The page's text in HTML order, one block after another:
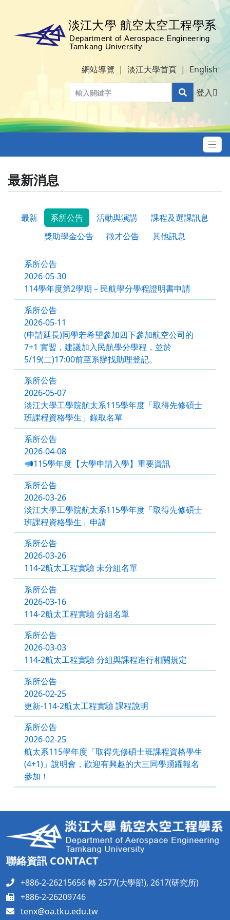
網站導覽 | 淡江大學首頁 | English
登入
最新消息
最新 系所公告 活動與演講
課程及選課訊息
獎助學金公告
徵才公告 其他訊息
系所公告
2026-05-30
114學年度第2學期－民航學分學程證明書申請
系所公告
2026-05-11
(申請延長)同學若希望參加四下參加航空公司的
7+1 實習，建議加入民航學分學程，並於
5/19(二)17:00前至系辦找助理登記。
系所公告
2026-05-07
淡江大學工學院航太系115學年度「取得先修碩士
班課程資格學生」錄取名單
系所公告
2026-04-08
115學年度【大學申請入學】重要資訊
系所公告
2026-03-26
淡江大學工學院航太系115學年度「取得先修碩士
班課程資格學生」申請
系所公告
2026-03-26
114-2航太工程實驗 未分組名單
系所公告
2026-03-16
114-2航太工程實驗 分組名單
系所公告
2026-03-03
114-2航太工程實驗 分組與課程進行相關規定
系所公告
2026-02-25
更新-114-2航太工程實驗 課程說明
系所公告
2026-02-25
航太系115學年度「取得先修碩士班課程資格學生
(4+1)」說明會，歡迎有興趣的大三同學踴躍報名
參加！
聯絡資訊 CONTACT
+886-2-26215656 轉 2577(大學部), 2617(研究所)
+886-2-26209746
tenx@oa.tku.edu.tw